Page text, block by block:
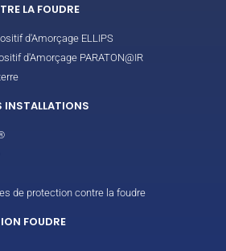
LA FOUDRE
d'Amorçage ELLIPS
d'Amorçage PARATON@IR
INSTALLATIONS
de protection contre la foudre
FOUDRE